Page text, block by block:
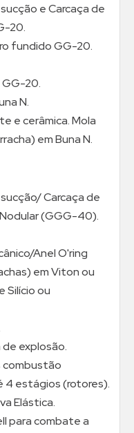
e Carcaça de
20.
fundido GG-20.
20.
N.
e cerâmica. Mola
em Buna N.
Carcaça de
(GGG-40).
Anel O'ring
em Viton ou
Silício ou
explosão.
combustão
4 estágios (rotores).
Elástica.
para combate a